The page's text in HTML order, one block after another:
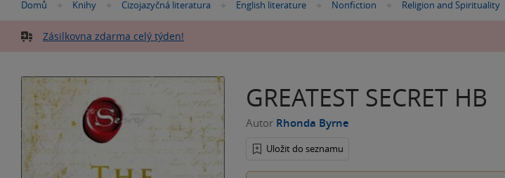
Nacházíte
zde:
Domů »
Knihy »
Cizojazyčná literatura »
English literature »
Nonfiction »
Religion and Spirituality
Zásilkovna zdarma celý týden!
GREATEST SECRET HB
Autor Rhonda Byrne
Uložit do seznamu